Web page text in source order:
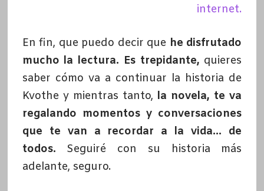
internet.
En fin, que puedo decir que he disfrutado
mucho la lectura. Es trepidante, quieres
saber cómo va a continuar la historia de
Kvothe y mientras tanto, la novela, te va
regalando momentos y conversaciones
que te van a recordar a la vida… de
todos. Seguiré con su historia más
adelante, seguro.